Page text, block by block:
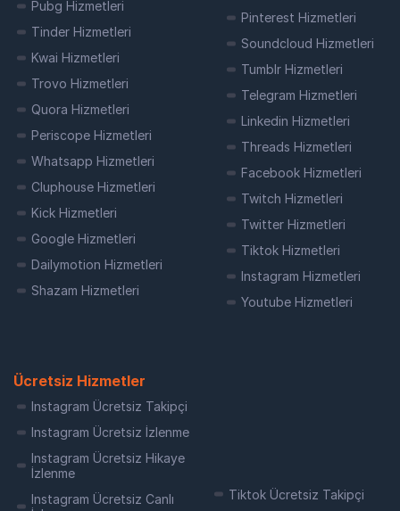
Clubhouse takipçi hizmeti, hesabınızın takipçi
sayısını organik yollarla artırmaya yönelik
olarak sunulan bir hizmettir. Bu hizmet
sayesinde hesabınızın daha fazla kişi
tarafından keşfedilmesi ve ilgi görmesi
sağlanır. Böylece sesli sohbetleriniz daha
geniş kitlelere ulaşabilir ve etkileşiminizi
artırabilirsiniz.
Clubhouse takipçi hizmeti, hesabınıza gerçek
ve aktif kullanıcılar tarafından yapılan takipçi
artışlarını kapsar. Bu sayede hesabınızın
takipçi sayısını artırırken aynı zamanda
etkileşiminizi de artırmanıza olanak tanır.
Etkileşiminizin artması, Clubhouse
platformunda daha çok görünürlük elde
hesabınızın potansiyelini maksimize edebilir ve
platformda daha etkili bir şekilde varlık
gösterebilirsiniz. Takipçi sayınızın artması ile
birlikte sesli sohbetleriniz daha geniş kitlelere
hitap eder ve daha fazla ilgi çekebilir.
Clubhouse Takipçi Nasıl Satın
Pubg Hizmetleri
Tinder Hizmetleri
Kwai Hizmetleri
Trovo Hizmetleri
Quora Hizmetleri
Periscope Hizmetleri
Whatsapp Hizmetleri
Cluphouse Hizmetleri
Kick Hizmetleri
Google Hizmetleri
Dailymotion Hizmetleri
Shazam Hizmetleri
Pinterest Hizmetleri
Soundcloud Hizmetleri
Tumblr Hizmetleri
Telegram Hizmetleri
Linkedin Hizmetleri
Threads Hizmetleri
Facebook Hizmetleri
Twitch Hizmetleri
Twitter Hizmetleri
Tiktok Hizmetleri
Instagram Hizmetleri
Youtube Hizmetleri
Ücretsiz Hizmetler
Instagram Ücretsiz Takipçi
Instagram Ücretsiz İzlenme
Instagram Ücretsiz Hikaye
İzlenme
Instagram Ücretsiz Canlı
Tiktok Ücretsiz Takipçi